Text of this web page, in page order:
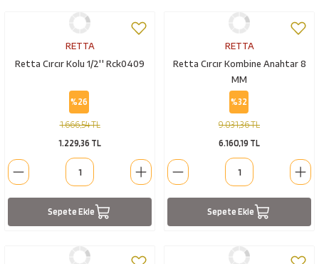
RETTA
Retta Cırcır Kolu 1/2'' Rck0409
%26
1.666,54 TL
1.229,36 TL
Sepete Ekle
RETTA
Retta Cırcır Kombine Anahtar 8
MM
%32
9.031,36 TL
6.160,19 TL
Sepete Ekle